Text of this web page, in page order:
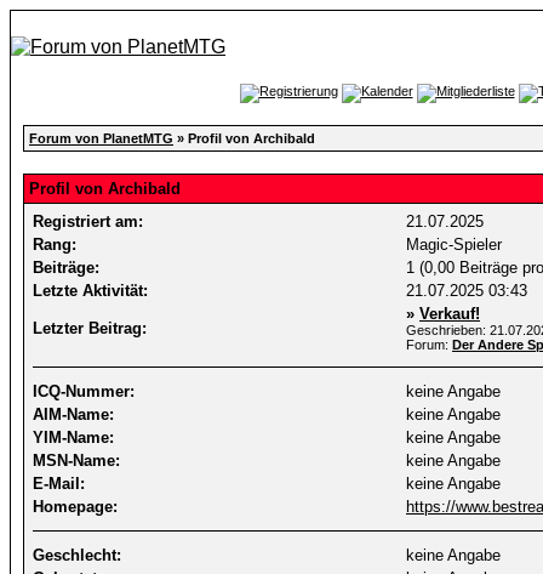
Forum von PlanetMTG » Profil von Archibald
Profil von Archibald
Registriert am:
21.07.2025
Rang:
Magic-Spieler
Beiträge:
1 (0,00 Beiträge
Letzte Aktivität:
21.07.2025 03:43
Letzter Beitrag:
» Verkauf!
Geschrieben:
Forum: Der Andere
ICQ-Nummer:
keine Angabe
AIM-Name:
keine Angabe
YIM-Name:
keine Angabe
MSN-Name:
keine Angabe
E-Mail:
keine Angabe
Homepage:
https://
Geschlecht:
keine Angabe